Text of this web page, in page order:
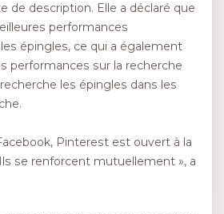
de description. Elle a déclaré que
performances
épingles, ce qui a également
performances sur la recherche
les épingles dans les
Pinterest est ouvert à la
se renforcent mutuellement », a